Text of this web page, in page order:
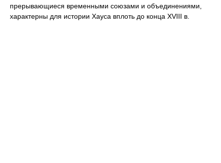
прерывающиеся временными союзами и объединениями,
характерны для истории Хауса вплоть до конца XVIII в.